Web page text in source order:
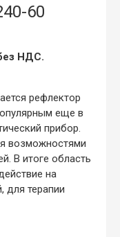
60
НДС.
рефлектор
еще в
прибор.
возможностями
В итоге область
на
для терапии